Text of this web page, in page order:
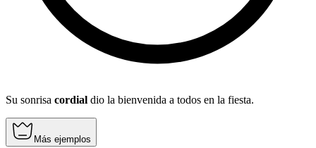
Su sonrisa cordial dio la bienvenida a todos en la fiesta.
Más ejemplos